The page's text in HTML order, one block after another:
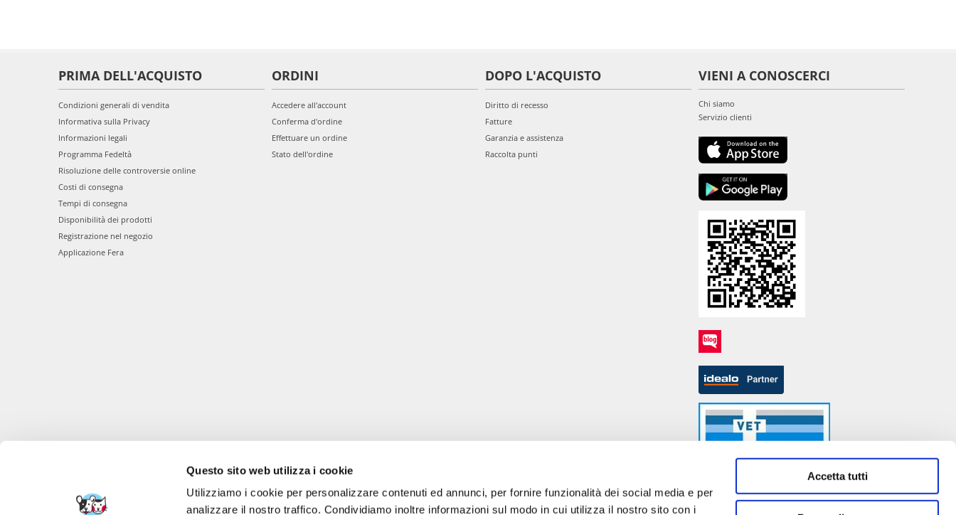
Questo sito web utilizza i cookie
Utilizziamo i cookie per personalizzare contenuti ed annunci, per fornire funzionalità dei social media e per
analizzare il nostro traffico. Condividiamo inoltre informazioni sul modo in cui utilizza il nostro sito con i
Accetta tutti
PRIMA DELL'ACQUISTO
Condizioni generali di vendita
Informativa sulla Privacy
Informazioni legali
Programma Fedeltà
Risoluzione delle controversie online
Costi di consegna
Tempi di consegna
Disponibilità dei prodotti
Registrazione nel negozio
Applicazione Fera
ORDINI
Accedere all'account
Conferma d'ordine
Effettuare un ordine
Stato dell'ordine
DOPO L'ACQUISTO
Diritto di recesso
Fatture
Garanzia e assistenza
Raccolta punti
VIENI A CONOSCERCI
Chi siamo
Servizio clienti